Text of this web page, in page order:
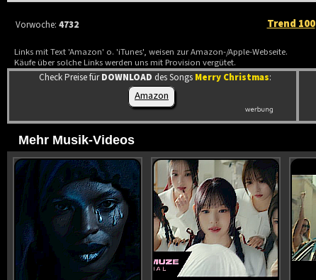
Vorwoche:4732 Trend 100
Links mit Text 'Amazon' o. 'iTunes', weisen zur Amazon-/Apple-Webseite.
Käufe über solche Links werden uns mit Provision vergütet.
Check Preise fürDOWNLOAD des Songs Merry Christmas:
Amazon
Mehr Musik-Videos